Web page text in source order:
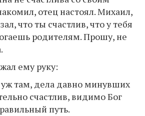
отец настоял. Михаил,
что ты счастлив, что у тебя
родителям. Прошу, не
ему руку:
там, дела давно минувших
счастлив, видимо Бог
путь.